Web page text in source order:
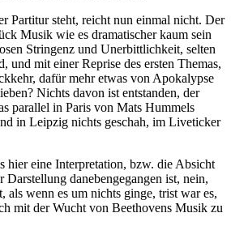
Partitur steht, reicht nun einmal nicht. Der
Musik wie es dramatischer kaum sein
Stringenz und Unerbittlichkeit, selten
und mit einer Reprise des ersten Themas,
dafür mehr etwas von Apokalypse
Nichts davon ist entstanden, der
parallel in Paris von Mats Hummels
in Leipzig nichts geschah, im Liveticker
hier eine Interpretation, bzw. die Absicht
Darstellung danebengegangen ist, nein,
als wenn es um nichts ginge, trist war es,
mit der Wucht von Beethovens Musik zu